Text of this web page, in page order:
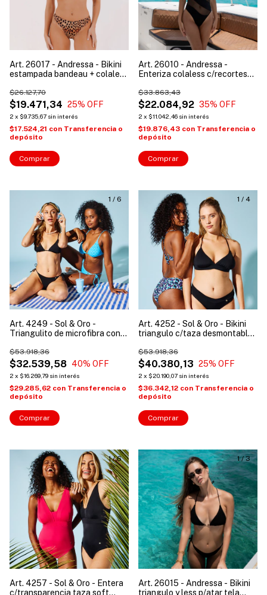
Art. 26017 - Andressa - Bikini
estampada bandeau + colaless
$19.471,34
$26.127,70
25% OFF
2 x $9.735,67 sin interés
$17.524,21 con Transferencia o
depósito
Comprar
Art. 26010 - Andressa -
Enteriza colaless c/recortes
$22.084,92
$33.863,43
35% OFF
2 x $11.042,46 sin interés
$19.876,43 con Transferencia o
depósito
Comprar
1 / 6
Art. 4249 - Sol & Oro -
Triangulito de microfibra con
tangaless
$32.539,58
$53.918,36
40% OFF
2 x $16.269,79 sin interés
$29.285,62 con Transferencia o
depósito
Comprar
1 / 4
Art. 4252 - Sol & Oro - Bikini
triangulo c/taza desmontable
$40.380,13
$53.918,36
25% OFF
2 x $20.190,07 sin interés
$36.342,12 con Transferencia o
depósito
Comprar
1/6
Art. 4257 - Sol & Oro - Entera
c/transparencia taza soft
1/3
Art. 26015 - Andressa - Bikini
triangulo y less p/atar tela